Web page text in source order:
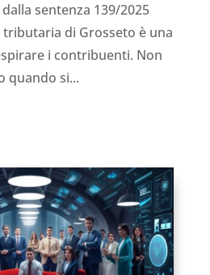
sentenza 139/2025
di Grosseto è una
i contribuenti. Non
quando si...